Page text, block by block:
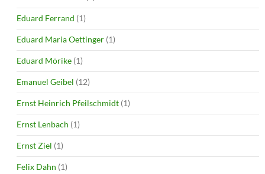
Eduard Ferrand (1)
Eduard Maria Oettinger (1)
Eduard Mörike (1)
Emanuel Geibel (12)
Ernst Heinrich Pfeilschmidt (1)
Ernst Lenbach (1)
Ernst Ziel (1)
Felix Dahn (1)